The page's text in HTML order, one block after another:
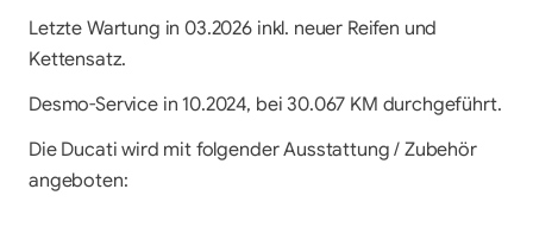
Letzte Wartung in 03.2026 inkl. neuer Reifen und
Kettensatz.
Desmo-Service in 10.2024, bei 30.067 KM durchgeführt.
Die Ducati wird mit folgender Ausstattung / Zubehör
angeboten: